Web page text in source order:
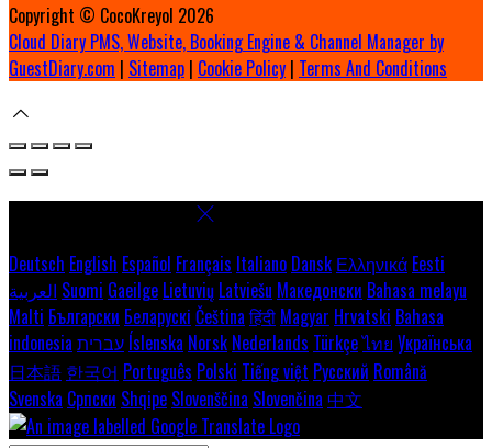
Copyright © CocoKreyol 2026
Cloud Diary PMS, Website, Booking Engine & Channel Manager by
GuestDiary.com | Sitemap | Cookie Policy | Terms And Conditions
Deutsch English Español Français Italiano Dansk Ελληνικά Eesti
العربية Suomi Gaeilge Lietuvių Latviešu Македонски Bahasa melayu
Malti Български Беларускі Čeština हिंदी Magyar Hrvatski Bahasa
indonesia עברית Íslenska Norsk Nederlands Türkçeไทย Українська
日本語 한국어 Português Polski Tiếng việt Русский Română
Svenska Српски Shqipe Slovenščina Slovenčina 中文